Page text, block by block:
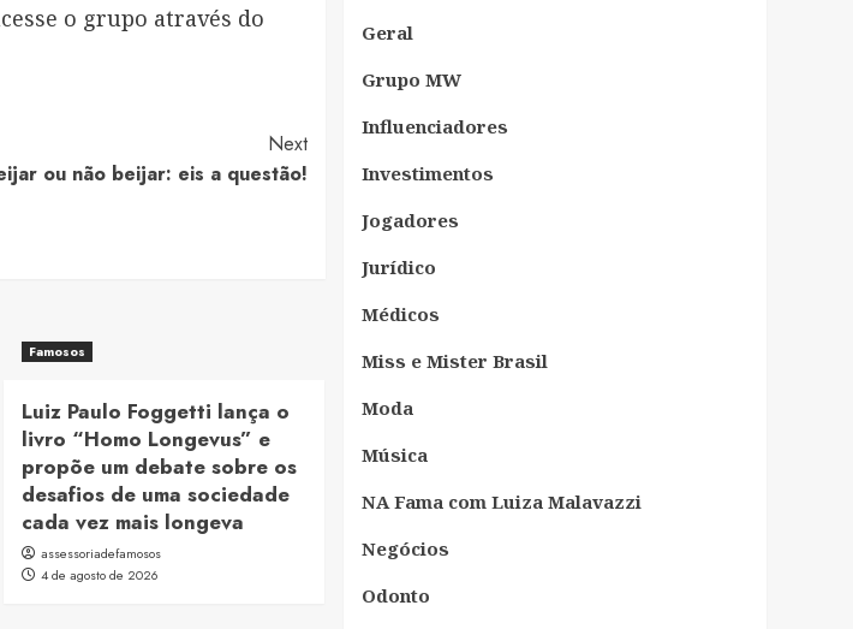
o grupo através do
Next
ou não beijar: eis a questão!
Famosos
Luiz Paulo Foggetti lança o
livro “Homo Longevus” e
propõe um debate sobre os
desafios de uma sociedade
cada vez mais longeva
assessoriadefamosos
4 de agosto de 2026
Geral
Grupo MW
Influenciadores
Investimentos
Jogadores
Jurídico
Médicos
Miss e Mister Brasil
Moda
Música
NA Fama com Luiza Malavazzi
Negócios
Odonto